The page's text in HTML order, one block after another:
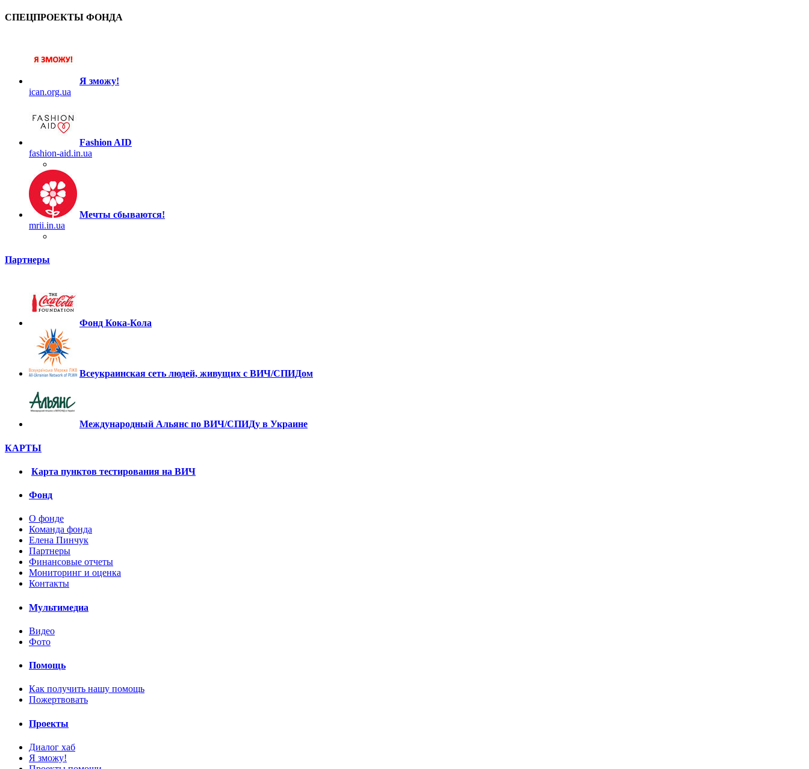
СПЕЦПРОЕКТЫ ФОНДА
Я зможу!
ican.org.ua
Fashion AID
fashion-aid.in.ua
Мечты сбываются!
mrii.in.ua
Партнеры
Фонд Кока-Кола
Всеукраинская сеть людей, живущих с ВИЧ/СПИДом
Международный Альянс по ВИЧ/СПИДу в Украине
КАРТЫ
Карта пунктов тестирования на ВИЧ
Фонд
О фонде
Команда фонда
Елена Пинчук
Партнеры
Финансовые отчеты
Мониторинг и оценка
Контакты
Мультимедиа
Видео
Фото
Помощь
Как получить нашу помощь
Пожертвовать
Проекты
Диалог хаб
Я зможу!